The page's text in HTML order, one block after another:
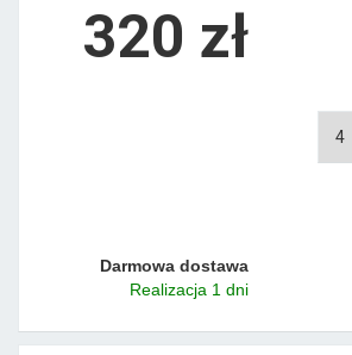
320 zł
Darmowa dostawa
Realizacja 1 dni